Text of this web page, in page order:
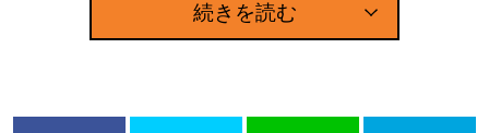
続きを読む